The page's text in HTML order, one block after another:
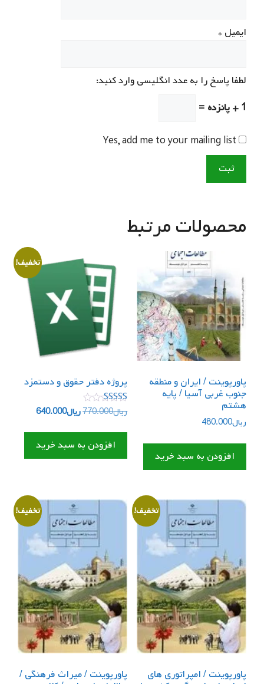
ایمیل *
لطفا پاسخ را به عدد انگلیسی وارد کنید:
1 + پانزده =
محصولات مرتبط
پاورپوینت / ایران و منطقه
جنوب غربی آسیا / پایه
هشتم
ریال480.000
افزودن به سبد خرید
تخفیف!
پروژه دفتر حقوق و دستمزد
امتیاز
5.00
ریال770.000
قیمت
ریال770.000
بود.
ریال640.000
قیمت
ریال640.000
است.
افزودن به سبد خرید
تخفیف!
پاورپوینت / امپراتوری های
تخفیف!
پاورپوینت / میراث فرهنگی /